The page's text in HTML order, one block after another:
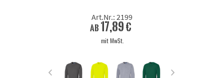
Art.Nr.: 2199
ab 17,89 €
mit MwSt.